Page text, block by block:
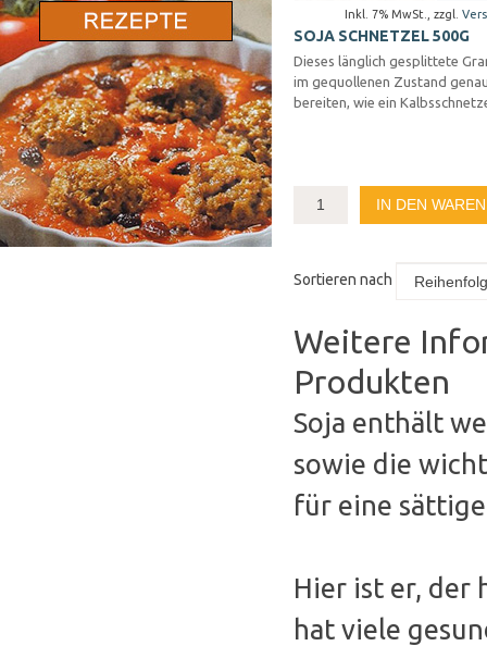
Inkl. 7% MwSt. zzgl.
SOJA SCHNETZEL 500G
Dieses länglich gesplittete
im gequollenen Zustand
bereiten, wie ein
IN DEN
Sortieren nach
Weitere
Produkten
Soja enthält
sowie die
für eine
Hier ist er, der
hat viele
ohne Gluten
ohne Nüsse